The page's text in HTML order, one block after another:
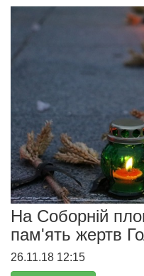
На Соборній
пам'ять жертв
26.11.18 12:15